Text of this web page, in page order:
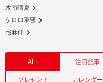
木南晴夏
ケロロ軍曹
宅麻伸
ALL 注目記事
プレゼント カレンダー